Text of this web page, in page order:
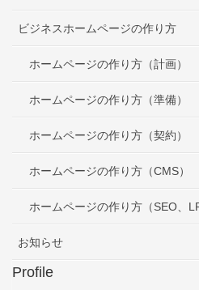
ビジネスホームページの作り方
ホームページの作り方（計画）
ホームページの作り方（準備）
ホームページの作り方（契約）
ホームページの作り方（CMS）
ホームページの作り方（SEO、
お知らせ
Profile